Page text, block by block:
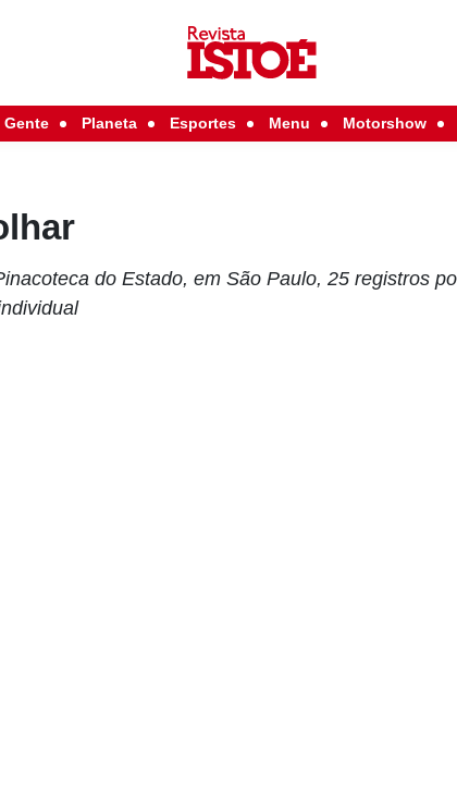
Gente Planeta Esportes Menu Motorshow
do Estado, em São Paulo, 25 registros